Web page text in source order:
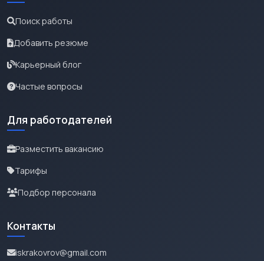
Поиск работы
Добавить резюме
Карьерный блог
Частые вопросы
Для работодателей
Разместить вакансию
Тарифы
Подбор персонала
Контакты
iskrakovrov@gmail.com